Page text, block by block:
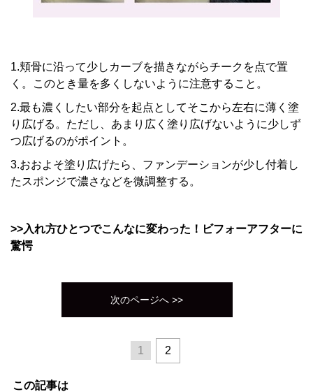
1.頬骨に沿って少しカーブを描きながらチークを点で置
く。このとき量を多くしないように注意すること。
2.最も濃くしたい部分を起点としてそこから左右に薄く塗
り広げる。ただし、あまり広く塗り広げないように少しず
つ広げるのがポイント。
3.おおよそ塗り広げたら、ファンデーションが少し付着し
たスポンジで濃さなどを微調整する。
>>入れ方ひとつでこんなに変わった！ビフォーアフターに
驚愕
次のページへ >>
1 2
この記事は